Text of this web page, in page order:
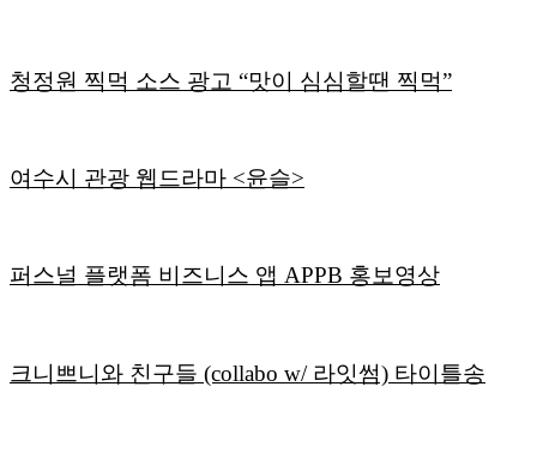
청정원 찍먹 소스 광고 “맛이 심심할땐 찍먹”
여수시 관광 웹드라마 <윤슬>
퍼스널 플랫폼 비즈니스 앱 APPB 홍보영상
크니쁘니와 친구들 (collabo w/ 라잇썸) 타이틀송